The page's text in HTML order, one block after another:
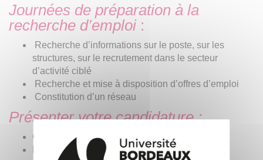
Journées de préparation à la
recherche d’emploi:
Recherche d’informations sur le poste, sur les
structures, sur le recrutement dans le secteur
d’activité ciblé
Recherche et mise à disposition d’offres d’emploi
Constitution d’un réseau
Présenter votre candidature :
CV - lettres de motivation
Entretiens de « prise de contact »